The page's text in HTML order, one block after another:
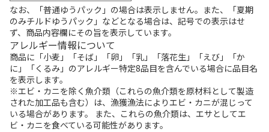
なお、「普通ゆうパック」の場合は表示しません。また、「夏期
のみチルドゆうパック」などとなる場合は、記号での表示はせ
ず、商品内容欄にその旨を表示しています。
アレルギー情報について
商品に「小麦」「そば」「卵」「乳」「落花生」「えび」「か
に」「くるみ」のアレルギー特定8品目を含んでいる場合に品目名
を表示します。
※エビ・カニを除く魚介類（これらの魚介類を原材料として製造
された加工品も含む）は、漁獲漁法によりエビ・カニが混じって
いる場合があります。 また、これらの魚介類は、エサとしてエ
ビ・カニを食べている可能性があります。